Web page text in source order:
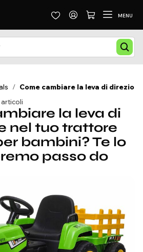
MENU
/ Come cambiare la leva di
articoli
la leva di
nel tuo trattore
bambini? Te lo
passo do